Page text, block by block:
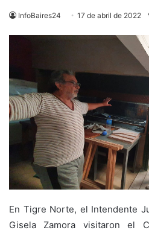
InfoBaires24 17 de abril de 2022
En Tigre Norte, el Intendente
Gisela Zamora visitaron el